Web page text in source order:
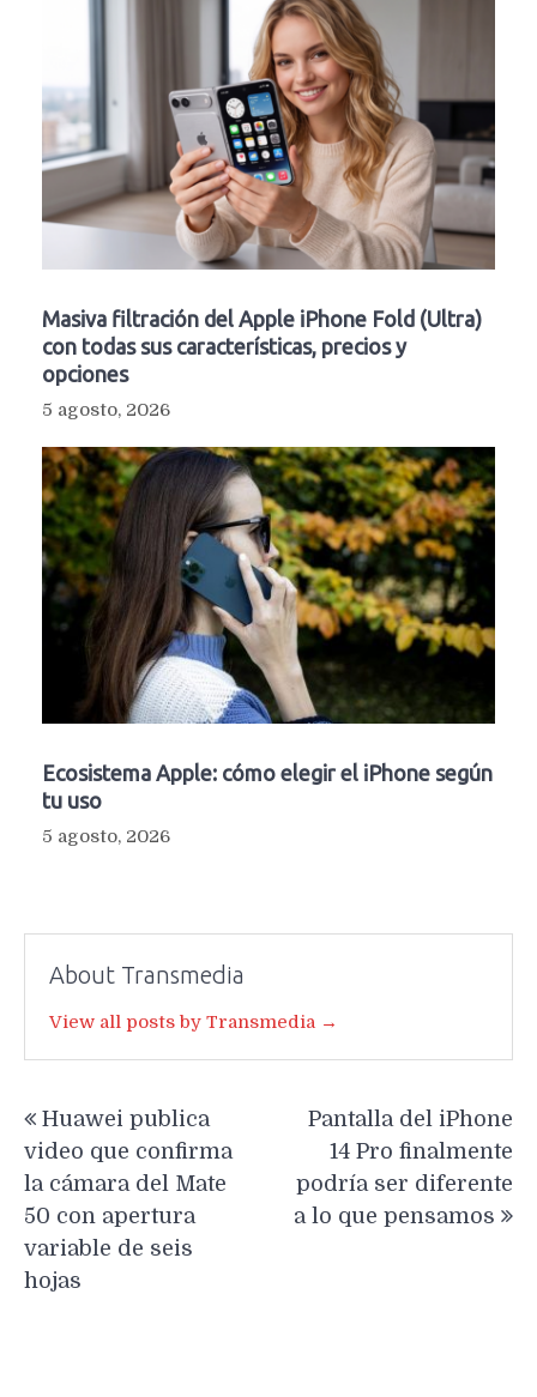
Masiva filtración del Apple iPhone Fold (Ultra)
con todas sus características, precios y
opciones
5 agosto, 2026
Ecosistema Apple: cómo elegir el iPhone según
tu uso
5 agosto, 2026
About Transmedia
View all posts by Transmedia →
de
entradas
Huawei publica
video que confirma
la cámara del Mate
50 con apertura
variable de seis
hojas
Pantalla del iPhone
14 Pro finalmente
podría ser diferente
a lo que pensamos